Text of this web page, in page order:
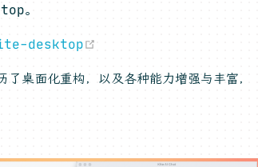
。
desktop
桌面化重构，以及各种能力增强与丰富，